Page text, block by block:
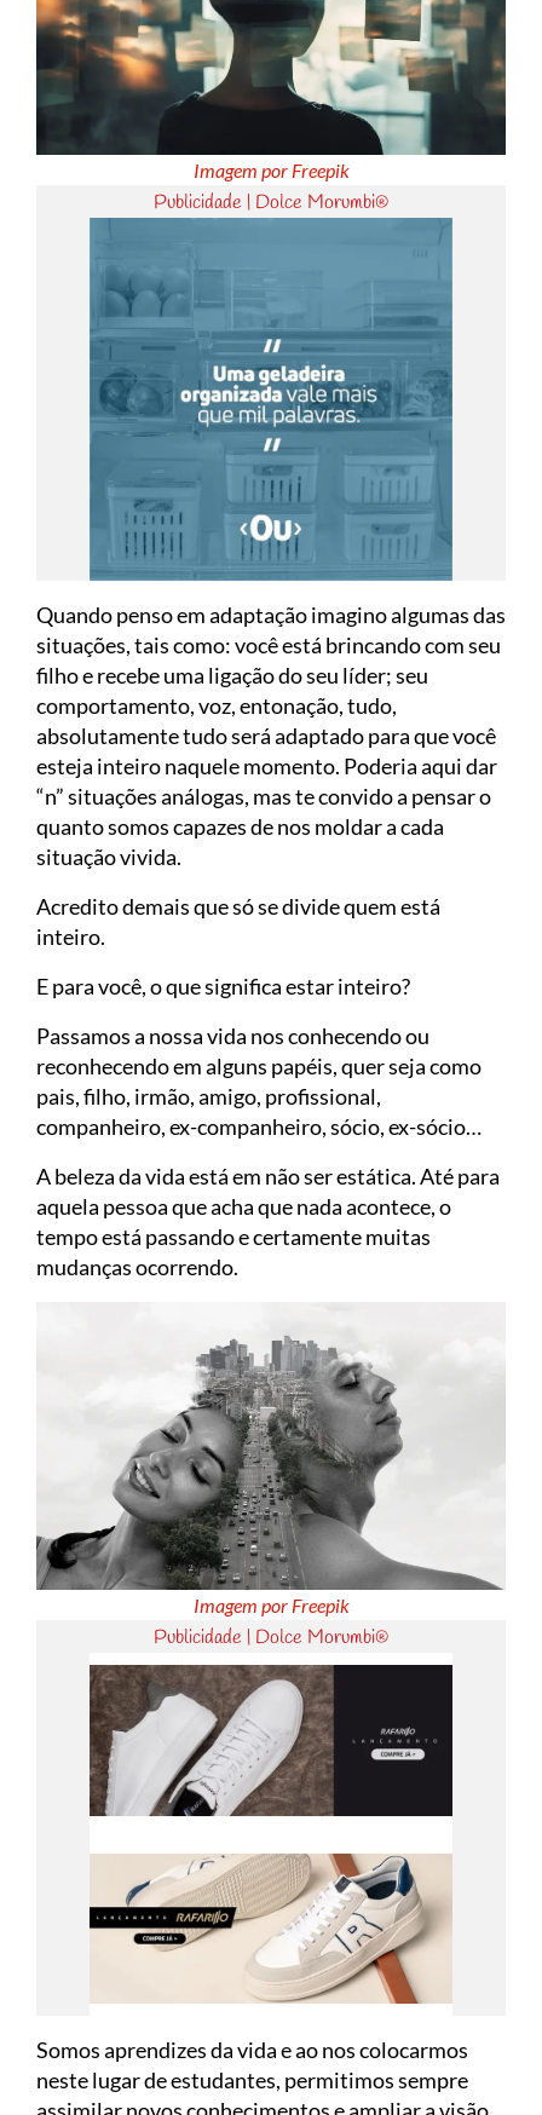
Imagem por Freepik
Publicidade | Dolce Morumbi®
Quando penso em adaptação imagino algumas das
situações, tais como: você está brincando com seu
filho e recebe uma ligação do seu líder; seu
comportamento, voz, entonação, tudo,
absolutamente tudo será adaptado para que você
esteja inteiro naquele momento. Poderia aqui dar
“n” situações análogas, mas te convido a pensar o
quanto somos capazes de nos moldar a cada
situação vivida.
Acredito demais que só se divide quem está
inteiro.
E para você, o que significa estar inteiro?
Passamos a nossa vida nos conhecendo ou
reconhecendo em alguns papéis, quer seja como
pais, filho, irmão, amigo, profissional,
companheiro, ex-companheiro, sócio, ex-sócio…
A beleza da vida está em não ser estática. Até para
aquela pessoa que acha que nada acontece, o
tempo está passando e certamente muitas
mudanças ocorrendo.
Imagem por Freepik
Publicidade | Dolce Morumbi®
Somos aprendizes da vida e ao nos colocarmos
neste lugar de estudantes, permitimos sempre